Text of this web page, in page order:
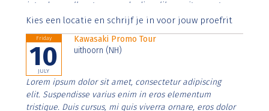
interdum nulla, ut commodo diam libero vitae erat.
Aenean faucibus nibh et justo cursus id rutrum lorem
Kies een locatie en schrijf je in voor jouw proefrit
Friday
10
JULY
Kawasaki Promo Tour
uithoorn (NH)
Lorem ipsum dolor sit amet, consectetur adipiscing
elit. Suspendisse varius enim in eros elementum
tristique. Duis cursus, mi quis viverra ornare, eros dolor